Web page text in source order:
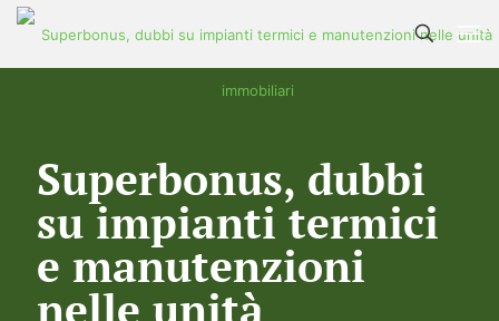
Superbonus, dubbi
su impianti termici
e manutenzioni
nelle unità